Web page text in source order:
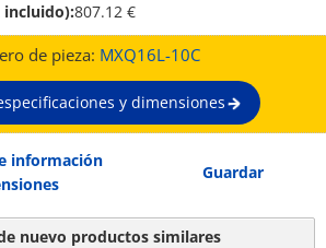
incluido):807.12 €
de pieza: MXQ16L-10C
y dimensiones
información
Guardar
nuevo productos similares